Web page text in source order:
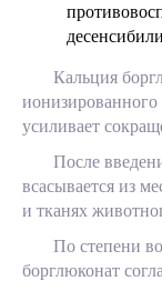
Кальция
ионизированного
усиливает
После
всасывается из
и тканях
По степени
борглюконат